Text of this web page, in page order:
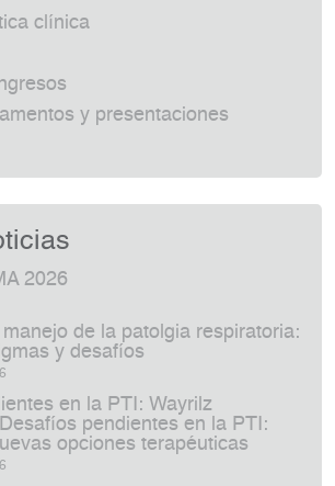
clínica
y presentaciones
2026
de la patolgia respiratoria:
y desafíos
en la PTI: Wayrilz
pendientes en la PTI:
opciones terapéuticas